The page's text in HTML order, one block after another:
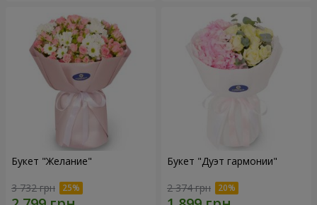
Букет "Желание"
3 732 грн
Букет "Дуэт гармонии"
2 374 грн